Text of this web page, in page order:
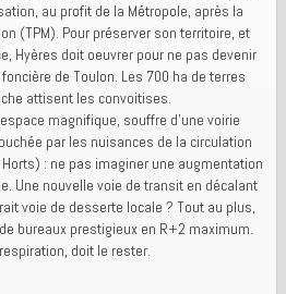
au profit de la Métropole, après la
(TPM). Pour préserver son territoire, et
Hyères doit oeuvrer pour ne pas devenir
de Toulon. Les 700 ha de terres
attisent les convoitises.
magnifique, souffre d’une voirie
par les nuisances de la circulation
: ne pas imaginer une augmentation
Une nouvelle voie de transit en décalant
voie de desserte locale ? Tout au plus,
bureaux prestigieux en R+2 maximum.
doit le rester.